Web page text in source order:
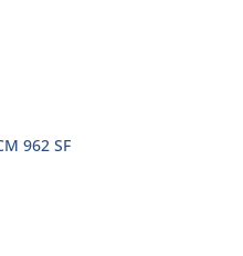
962 SF